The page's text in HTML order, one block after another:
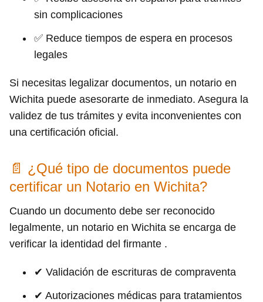
sin complicaciones
✅ Reduce tiempos de espera en procesos
legales
Si necesitas legalizar documentos, un notario en
Wichita puede asesorarte de inmediato. Asegura la
validez de tus trámites y evita inconvenientes con
una certificación oficial.
📄 ¿Qué tipo de documentos puede
certificar un Notario en Wichita?
Cuando un documento debe ser reconocido
legalmente, un notario en Wichita se encarga de
verificar la identidad del firmante .
✔ Validación de escrituras de compraventa
✔ Autorizaciones médicas para tratamientos